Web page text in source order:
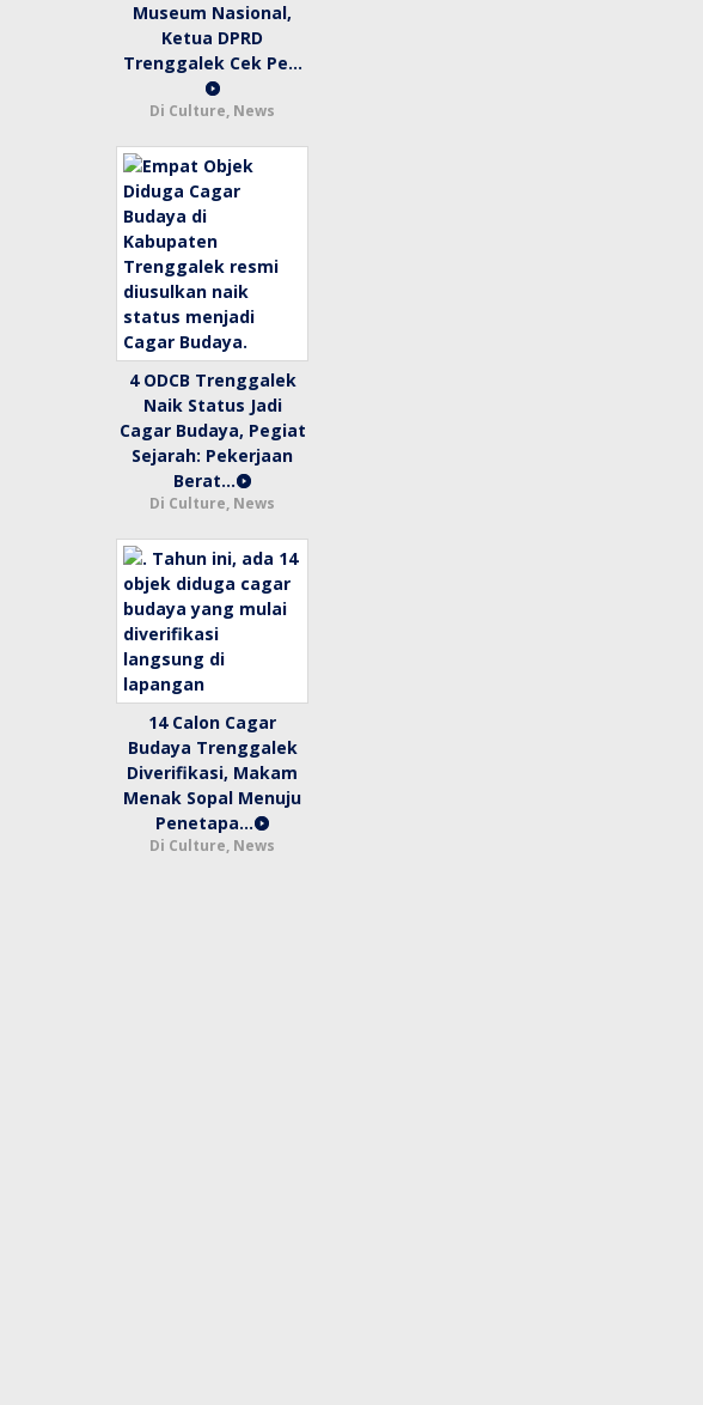
Museum Nasional,
Ketua DPRD
Trenggalek Cek Pe…
Di Culture, News
4 ODCB Trenggalek
Naik Status Jadi
Cagar Budaya, Pegiat
Sejarah: Pekerjaan
Berat…
Di Culture, News
14 Calon Cagar
Budaya Trenggalek
Diverifikasi, Makam
Menak Sopal Menuju
Penetapa…
Di Culture, News